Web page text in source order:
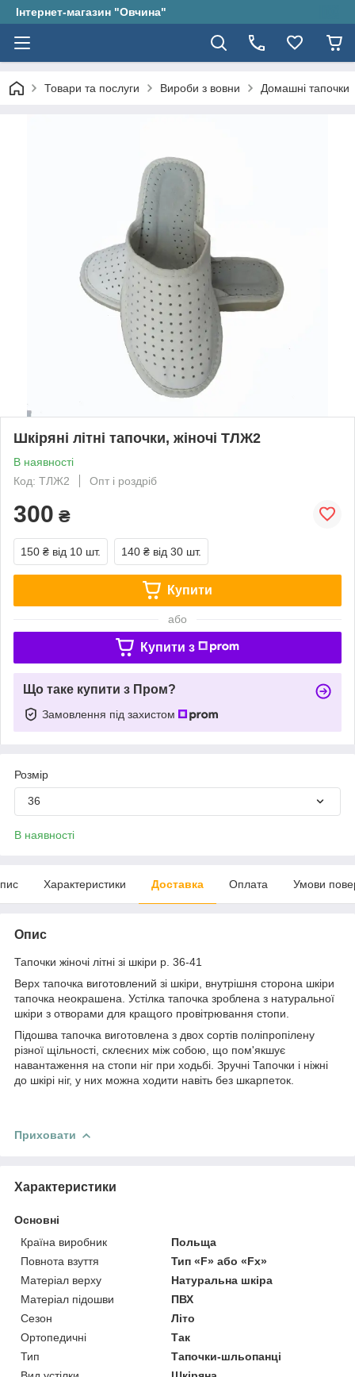
Інтернет-магазин "Овчина"
Товари та послуги Вироби з вовни Домашні тапочки
Шкіряні літні тапочки, жіночі ТЛЖ2
В наявності
Код: ТЛЖ2
Опт і роздріб
300 ₴
150 ₴ від 10 шт. 140 ₴ від 30 шт.
Купити
або
Купити з
Що таке купити з Пром?
Замовлення під захистом
Розмір
36
В наявності
Характеристики Доставка Оплата Умови
Опис
Тапочки жіночі літні зі шкіри р. 36-41
Верх тапочка виготовлений зі шкіри, внутрішня сторона шкіри
тапочка неокрашена. Устілка тапочка зроблена з натуральної
шкіри з отворами для кращого провітрювання стопи.
Підошва тапочка виготовлена з двох сортів поліпропілену
різної щільності, склеєних між собою, що пом'якшує
навантаження на стопи ніг при ходьбі. Зручні Тапочки і ніжні
до шкірі ніг, у них можна ходити навіть без шкарпеток.
Приховати
Характеристики
Основні
Країна виробник
Польща
Повнота взуття
Тип «F» або «Fx»
Матеріал верху
Натуральна шкіра
Матеріал підошви
ПВХ
Сезон
Літо
Ортопедичні
Так
Тип
Тапочки-шльопанці